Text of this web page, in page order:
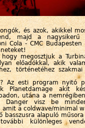
és azok, akikkel
majd a nagysikerű
Cola - CMC
hogy megosztjuk a
előadókkal, akik
történetéhez
Az esti program nyitó
Planetdamage akit
utána a
Danger visz be
a coldwave/minimal
basszusra alapuló
különleges